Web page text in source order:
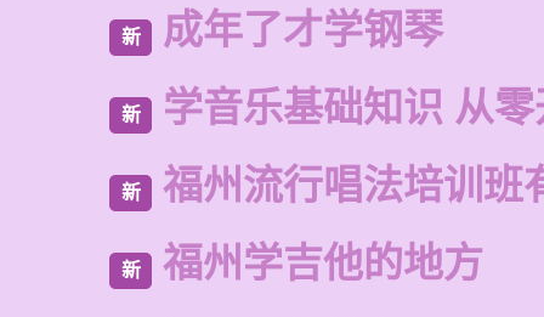
新 成年了才学钢琴
新 学音乐基础知识 从
新 福州流行唱法培训班
新 福州学吉他的地方